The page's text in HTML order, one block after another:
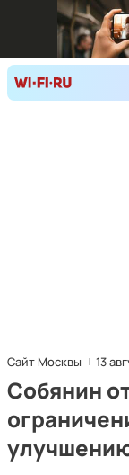
Сайт Москвы 13
Собянин